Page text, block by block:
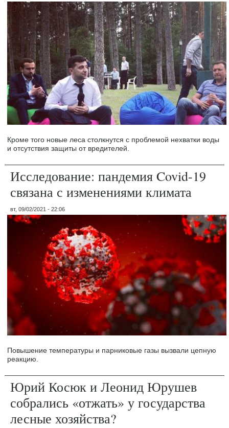
Кроме того новые леса столкнутся с проблемой нехватки воды
и отсутствия защиты от вредителей.
Исследование: пандемия Covid-19
связана с изменениями климата
вт, 09/02/2021 - 22:06
Повышение температуры и парниковые газы вызвали цепную
реакцию.
Юрий Косюк и Леонид Юрушев
собрались «отжать» у государства
лесные хозяйства?